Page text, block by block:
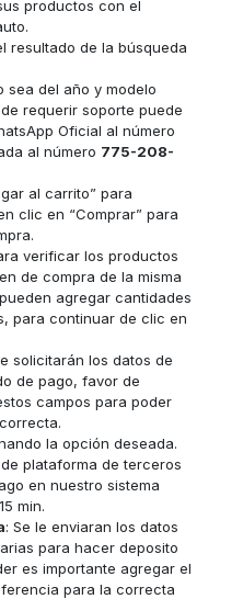
productos con el
resultado de la búsqueda
sea del año y modelo
requerir soporte puede
Oficial al número
al número 775-208-
al carrito” para
clic en “Comprar” para
verificar los productos
de compra de la misma
agregar cantidades
para continuar de clic en
solicitarán los datos de
de pago, favor de
campos para poder
la opción deseada.
plataforma de terceros
en nuestro sistema
min.
: Se le enviaran los datos
para hacer deposito
es importante agregar el
para la correcta